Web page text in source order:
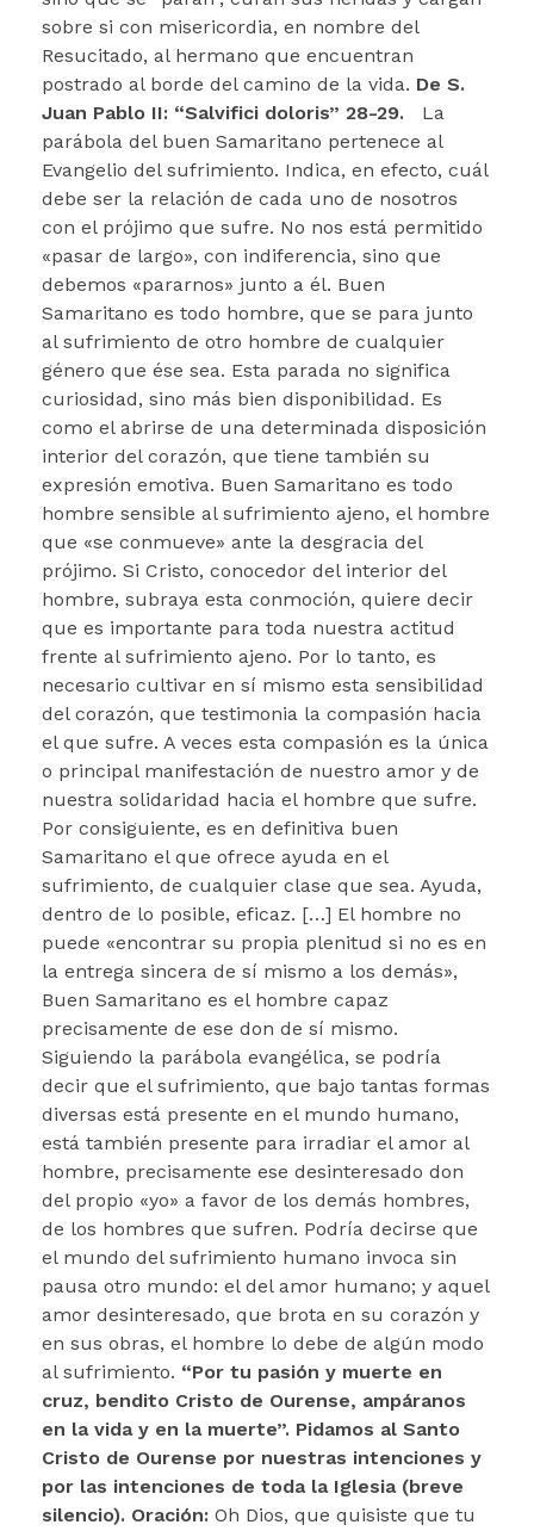
sobre si con misericordia, en nombre del
Resucitado, al hermano que encuentran
postrado al borde del camino de la vida. De S.
Juan Pablo II: “Salvifici doloris” 28-29.
La
parábola del buen Samaritano pertenece al
Evangelio del sufrimiento. Indica, en efecto, cuál
debe ser la relación de cada uno de nosotros
con el prójimo que sufre. No nos está permitido
«pasar de largo», con indiferencia, sino que
debemos «pararnos» junto a él. Buen
Samaritano es todo hombre, que se para junto
al sufrimiento de otro hombre de cualquier
género que ése sea. Esta parada no significa
curiosidad, sino más bien disponibilidad. Es
como el abrirse de una determinada disposición
interior del corazón, que tiene también su
expresión emotiva. Buen Samaritano es todo
hombre sensible al sufrimiento ajeno, el hombre
que «se conmueve» ante la desgracia del
prójimo. Si Cristo, conocedor del interior del
hombre, subraya esta conmoción, quiere decir
que es importante para toda nuestra actitud
frente al sufrimiento ajeno. Por lo tanto, es
necesario cultivar en sí mismo esta sensibilidad
del corazón, que testimonia la compasión hacia
el que sufre. A veces esta compasión es la única
o principal manifestación de nuestro amor y de
nuestra solidaridad hacia el hombre que sufre.
Por consiguiente, es en definitiva buen
Samaritano el que ofrece ayuda en el
sufrimiento, de cualquier clase que sea. Ayuda,
dentro de lo posible, eficaz. […] El hombre no
puede «encontrar su propia plenitud si no es en
la entrega sincera de sí mismo a los demás»,
Buen Samaritano es el hombre capaz
precisamente de ese don de sí mismo.
Siguiendo la parábola evangélica, se podría
decir que el sufrimiento, que bajo tantas formas
diversas está presente en el mundo humano,
está también presente para irradiar el amor al
hombre, precisamente ese desinteresado don
del propio «yo» a favor de los demás hombres,
de los hombres que sufren. Podría decirse que
el mundo del sufrimiento humano invoca sin
pausa otro mundo: el del amor humano; y aquel
amor desinteresado, que brota en su corazón y
en sus obras, el hombre lo debe de algún modo
al sufrimiento. “Por tu pasión y muerte en
cruz, bendito Cristo de Ourense, ampáranos
en la vida y en la muerte”. Pidamos al Santo
Cristo de Ourense por nuestras intenciones y
por las intenciones de toda la Iglesia (breve
silencio). Oración: Oh Dios, que quisiste que tu